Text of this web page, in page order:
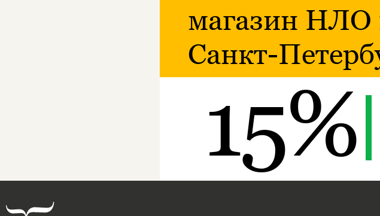
магазин НЛО
Санкт-
15%